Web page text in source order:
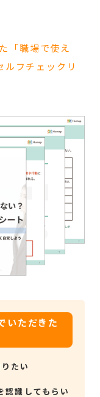
「職場で使え
ルフチェックリ
いただきた
たい
識してもらい